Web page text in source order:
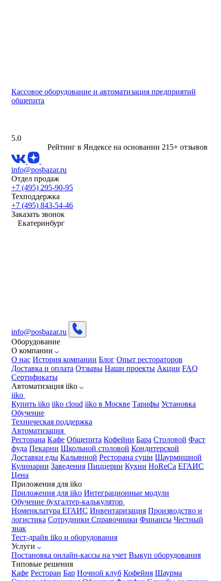
Кассовое оборудование и автоматизация предприятий
общепита
5.0
Рейтинг в Яндексе на основании 215+ отзывов
info@posbazar.ru
Отдел продаж
+7 (495) 295-90-95
Техподдержка
+7 (495) 843-54-46
Заказать звонок
Екатеринбург
info@posbazar.ru
Оборудование
О компании
О нас История компании Блог Опыт рестораторов
Доставка и оплата Отзывы Наши проекты Акции FAQ
Сертификаты
Автоматизация iiko
iiko
Купить iiko iiko cloud iiko в Москве Тарифы Установка
Обучение
Техническая поддержка
Автоматизация
Ресторана Кафе Общепита Кофейни Бара Столовой Фаст
фуда Пекарни Школьной столовой Кондитерской
Доставки еды Кальянной Ресторана суши Шаурмишной
Кулинарии Заведения Пиццерии Кухни HoReCa ЕГАИС
Цена
Приложения для iiko
Приложения для iiko Интеграционные модули
Обучение бухгалтер-калькулятор
Номенклатура ЕГАИС Инвентаризация Производство и
логистика Сотрудники Справочники Финансы Честный
знак
Тест-драйв iiko и оборудования
Услуги
Постановка онлайн-кассы на учет Выкуп оборудования
Типовые решения
Кафе Ресторан Бар Ночной клуб Кофейня Шаурма